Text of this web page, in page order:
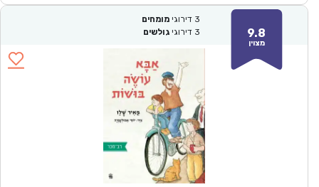
9.8
מצוין
3 דירוגי מומחים
3 דירוגי גולשים